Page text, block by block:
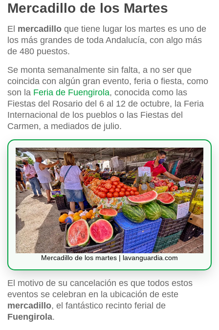
Mercadillo de los Martes
El mercadillo que tiene lugar los martes es uno de
los más grandes de toda Andalucía, con algo más
de 480 puestos.
Se monta semanalmente sin falta, a no ser que
coincida con algún gran evento, feria o fiesta, como
son la Feria de Fuengirola, conocida como las
Fiestas del Rosario del 6 al 12 de octubre, la Feria
Internacional de los pueblos o las Fiestas del
Carmen, a mediados de julio.
Mercadillo de los martes | lavanguardia.com
El motivo de su cancelación es que todos estos
eventos se celebran en la ubicación de este
mercadillo, el fantástico recinto ferial de
Fuengirola.